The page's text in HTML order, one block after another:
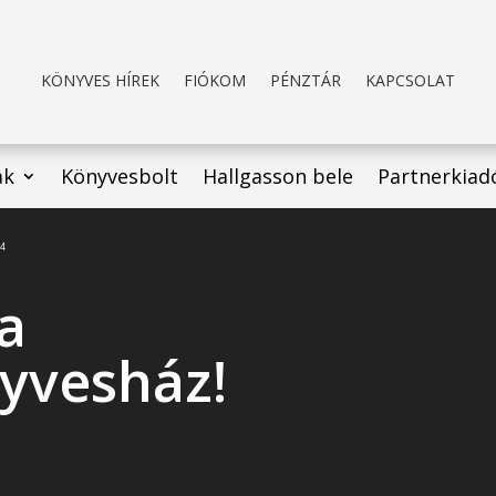
KÖNYVES HÍREK FIÓKOM PÉNZTÁR KAPCSOLAT
Könyvesbolt Hallgasson bele